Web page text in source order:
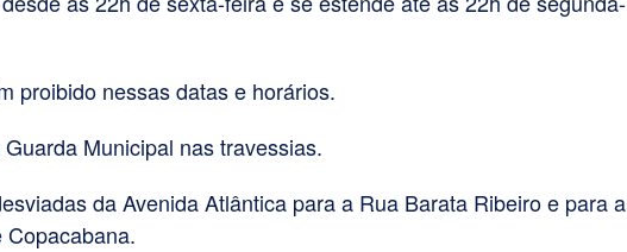
proibido nessas datas e horários.
Municipal nas travessias.
da Avenida Atlântica para a Rua Barata Ribeiro e para a